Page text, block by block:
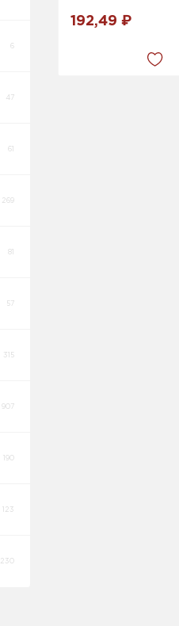
6
47
61
269
81
57
315
907
190
123
230
192,49 ₽